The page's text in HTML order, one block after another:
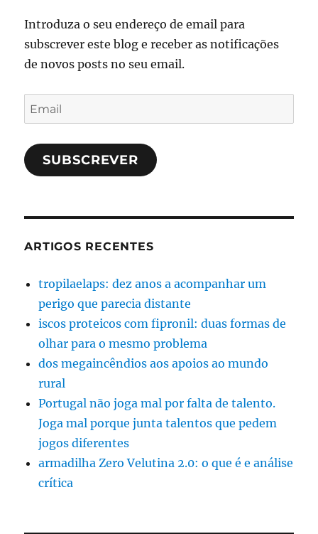
Introduza o seu endereço de email para
subscrever este blog e receber as notificações
de novos posts no seu email.
Email
SUBSCREVER
ARTIGOS RECENTES
tropilaelaps: dez anos a acompanhar um
perigo que parecia distante
iscos proteicos com fipronil: duas formas de
olhar para o mesmo problema
dos megaincêndios aos apoios ao mundo
rural
Portugal não joga mal por falta de talento.
Joga mal porque junta talentos que pedem
jogos diferentes
armadilha Zero Velutina 2.0: o que é e análise
crítica